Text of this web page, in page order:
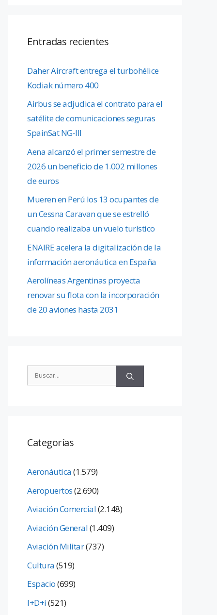
Entradas recientes
Daher Aircraft entrega el turbohélice
Kodiak número 400
Airbus se adjudica el contrato para el
satélite de comunicaciones seguras
SpainSat NG-III
Aena alcanzó el primer semestre de
2026 un beneficio de 1.002 millones
de euros
Mueren en Perú los 13 ocupantes de
un Cessna Caravan que se estrelló
cuando realizaba un vuelo turístico
ENAIRE acelera la digitalización de la
información aeronáutica en España
Aerolíneas Argentinas proyecta
renovar su flota con la incorporación
de 20 aviones hasta 2031
Categorías
Aeronáutica(1.579)
Aeropuertos(2.690)
Aviación Comercial(2.148)
Aviación General(1.409)
Aviación Militar(737)
Cultura(519)
Espacio(699)
I+D+i(521)